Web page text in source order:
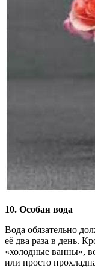
10. Особая вода
Вода обязательно
её два раза в день.
«холодные ванны»,
или просто